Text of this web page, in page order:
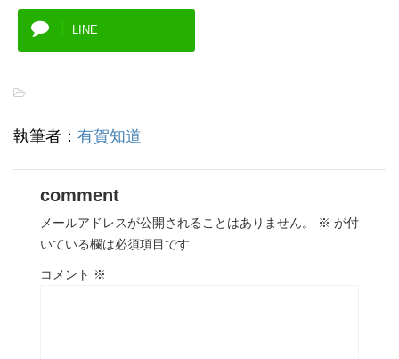
LINE
-
執筆者： 有賀知道
comment
メールアドレスが公開されることはありません。 ※ が付
いている欄は必須項目です
コメント ※